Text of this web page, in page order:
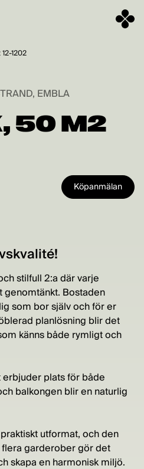
1202
EMBLA
50 M2
Köpanmälan
stilfull 2:a där varje
genomtänkt. Bostaden
som bor själv och för er
planlösning blir det
känns både rymligt och
plats för både
balkongen blir en naturlig
utformat, och den
garderober gör det
skapa en harmonisk miljö.